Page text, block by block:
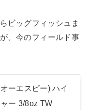
ビッグフィッシュま
、今のフィールド事
ーエスピー) ハイ
ー 3/8oz TW